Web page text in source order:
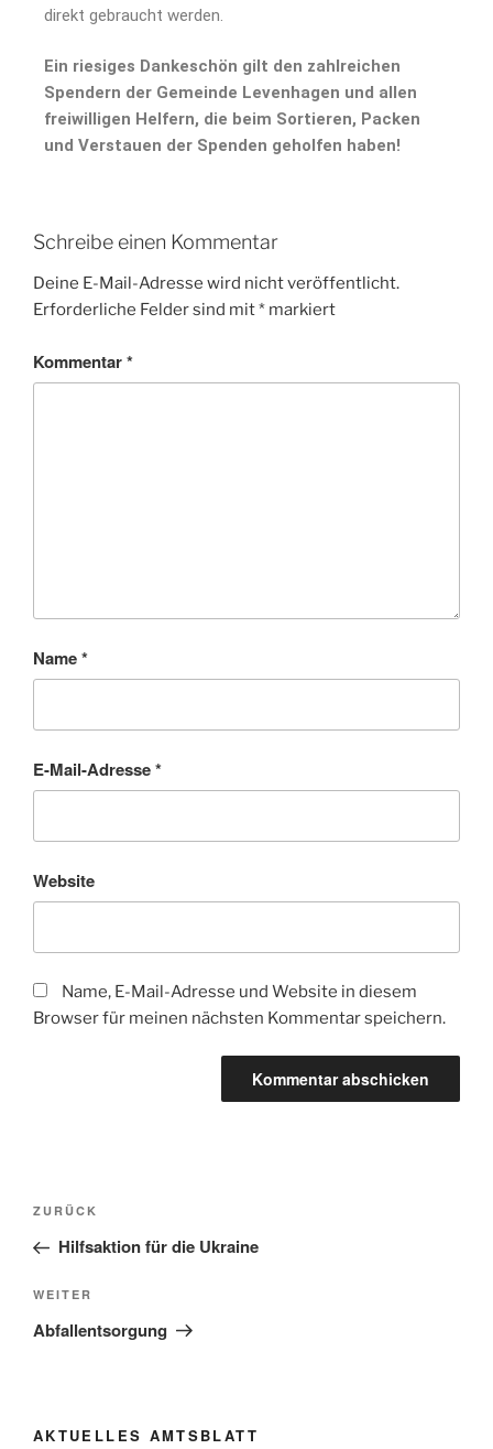
direkt gebraucht werden.
Ein riesiges Dankeschön gilt den zahlreichen
Spendern der Gemeinde Levenhagen und allen
freiwilligen Helfern, die beim Sortieren, Packen
und Verstauen der Spenden geholfen haben!
Schreibe einen Kommentar
Deine E-Mail-Adresse wird nicht veröffentlicht.
Erforderliche Felder sind mit* markiert
Kommentar*
Name*
E-Mail-Adresse*
Website
Name, E-Mail-Adresse und Website in diesem
Browser für meinen nächsten Kommentar speichern.
ZURÜCK
Hilfsaktion für die Ukraine
WEITER
Abfallentsorgung
AKTUELLES AMTSBLATT